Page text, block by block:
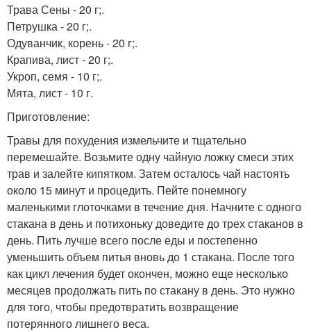
Трава Сены - 20 г;.
Петрушка - 20 г;.
Одуванчик, корень - 20 г;.
Крапива, лист - 20 г;.
Укроп, семя - 10 г;.
Мята, лист - 10 г.
Приготовление:
Травы для похудения измельчите и тщательно
перемешайте. Возьмите одну чайную ложку смеси этих
трав и залейте кипятком. Затем осталось чай настоять
около 15 минут и процедить. Пейте понемногу
маленькими глоточками в течение дня. Начните с одного
стакана в день и потихоньку доведите до трех стаканов в
день. Пить лучше всего после еды и постепенно
уменьшить объем питья вновь до 1 стакана. После того
как цикл лечения будет окончен, можно еще несколько
месяцев продолжать пить по стакану в день. Это нужно
для того, чтобы предотвратить возвращение
потерянного лишнего веса.